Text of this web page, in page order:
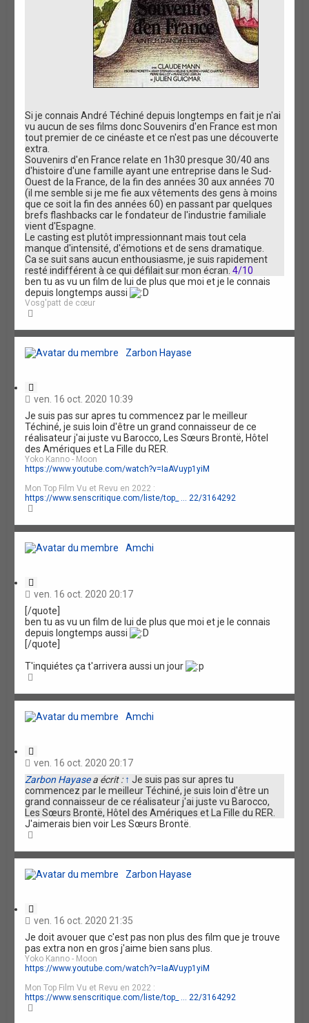
Si je connais André Téchiné depuis longtemps en fait je n'ai
vu aucun de ses films donc Souvenirs d'en France est mon
tout premier de ce cinéaste et ce n'est pas une découverte
extra.
Souvenirs d'en France relate en 1h30 presque 30/40 ans
d'histoire d'une famille ayant une entreprise dans le Sud-
Ouest de la France, de la fin des années 30 aux années 70
(il me semble si je me fie aux vêtements des gens à moins
que ce soit la fin des années 60) en passant par quelques
brefs flashbacks car le fondateur de l'industrie familiale
vient d'Espagne.
Le casting est plutôt impressionnant mais tout cela
manque d'intensité, d'émotions et de sens dramatique.
Ca se suit sans aucun enthousiasme, je suis rapidement
resté indifférent à ce qui défilait sur mon écran.4/10
ben tu as vu un film de lui de plus que moi et je le connais
depuis longtemps aussi
Vosg'patt de cœur
u
t
Zarbon Hayase
i
a
t
i
o
n
ven. 16 oct. 2020 10:39
Je suis pas sur apres tu commencez par le meilleur
Téchiné, je suis loin d'être un grand connaisseur de ce
réalisateur j'ai juste vu Barocco, Les Sœurs Brontë, Hôtel
des Amériques et La Fille du RER.
Yoko Kanno - Moon
https://www.youtube.com/watch?v=IaAVuyp1yiM
Mon Top Film Vu et Revu en 2022 :
https://www.senscritique.com/liste/top_ ... 22/3164292
u
t
Amchi
i
a
t
i
o
ven. 16 oct. 2020 20:17
[/quote]
ben tu as vu un film de lui de plus que moi et je le connais
depuis longtemps aussi
[/quote]
T'inquiétes ça t'arrivera aussi un jour
u
t
Amchi
i
a
t
i
o
n
ven. 16 oct. 2020 20:17
Zarbon Hayasea écrit : ↑ Je suis pas sur apres tu
commencez par le meilleur Téchiné, je suis loin d'être un
grand connaisseur de ce réalisateur j'ai juste vu Barocco,
Les Sœurs Brontë, Hôtel des Amériques et La Fille du RER.
J'aimerais bien voir Les Sœurs Brontë.
u
t
Zarbon Hayase
i
a
t
i
o
n
ven. 16 oct. 2020 21:35
Je doit avouer que c'est pas non plus des film que je trouve
pas extra non en gros j'aime bien sans plus.
Yoko Kanno - Moon
https://www.youtube.com/watch?v=IaAVuyp1yiM
Mon Top Film Vu et Revu en 2022 :
https://www.senscritique.com/liste/top_ ... 22/3164292